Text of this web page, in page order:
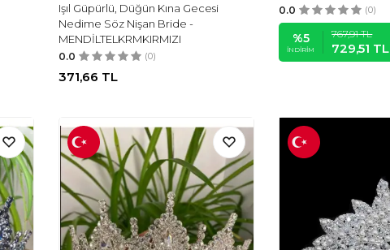
Işıl Güpürlü, Düğün Kına Gecesi
Nedime Söz Nişan Bride -
MENDİLTELKRMKIRMIZI
0.0 (0)
371,66 TL
0.0 (0)
%5
İNDIRIM
767,91TL
729,51 TL